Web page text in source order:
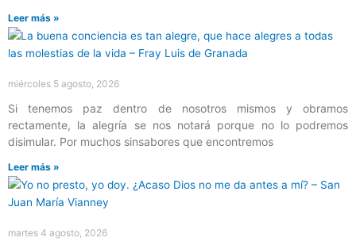
Leer más »
miércoles 5 agosto, 2026
Si tenemos paz dentro de nosotros mismos y obramos
rectamente, la alegría se nos notará porque no lo podremos
disimular. Por muchos sinsabores que encontremos
Leer más »
martes 4 agosto, 2026